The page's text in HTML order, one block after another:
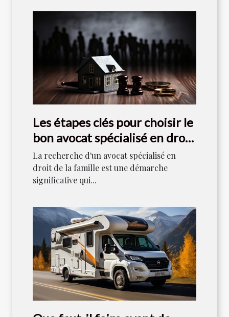
Les étapes clés pour choisir le
bon avocat spécialisé en droit
de la famille
La recherche d'un avocat spécialisé en
droit de la famille est une démarche
significative qui...